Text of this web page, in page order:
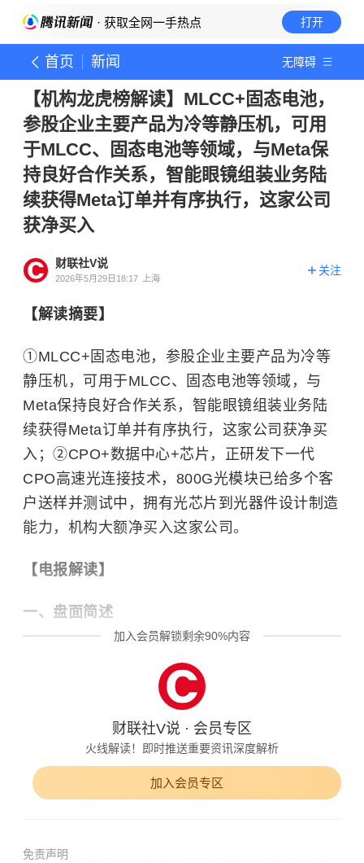
· 获取全网一手热点 打开
首页 新闻 无障碍
【机构龙虎榜解读】MLCC+固态电池，
参股企业主要产品为冷等静压机，可用
于MLCC、固态电池等领域，与Meta保
持良好合作关系，智能眼镜组装业务陆
续获得Meta订单并有序执行，这家公司
获净买入
财联社V说
2026年5月29日18:17 上海
关注
【解读摘要】
①MLCC+固态电池，参股企业主要产品为冷等
静压机，可用于MLCC、固态电池等领域，与
Meta保持良好合作关系，智能眼镜组装业务陆
续获得Meta订单并有序执行，这家公司获净买
入；②CPO+数据中心+芯片，正研发下一代
CPO高速光连接技术，800G光模块已给多个客
户送样并测试中，拥有光芯片到光器件设计制造
能力，机构大额净买入这家公司。
【电报解读】
一、盘面简述
加入会员解锁剩余90%内容
财联社V说 · 会员专区
火线解读！即时推送重要资讯深度解析
加入会员专区
免责声明